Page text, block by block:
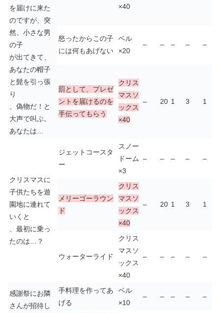
を届けに来た
のですが、突
然、小さな男
の子
が出てきて、
あなたの帽子
と髭を引っ張
り
、偽物だ！と
大声で叫ぶ。
あなたは…
×40
怒ったからこの子
には何もあげない
ベル
×20
– – – – –
罰として、プレゼ
ントを届けるのを
手伝ってもらう
クリス
マスソ
ックス
×40
– 20 1 3 1
クリスマスに
子供たちを遊
園地に連れて
いくと
、最初に乗っ
たのは…？
ジェットコースタ
ー
スノー
ドーム
×3
– – – – –
メリーゴーラウン
ド
クリス
マスソ
ックス
×40
– 20 1 3 1
ウォーターライド
クリス
マスソ
ックス
×40
– – – – –
感謝祭にお隣
さんが招待し
手料理を作ってあ
げる
ベル
×10
– – – – –